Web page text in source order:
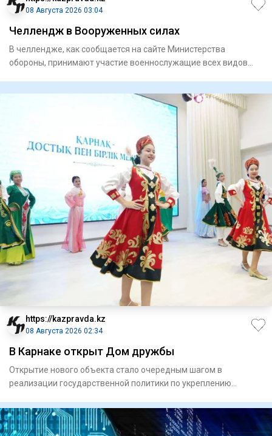
08 Августа 2026 03:04
Челлендж в Вооруженных силах
В челлендже, как сообщается на сайте Министерства
обороны, принимают участие военнослужащие всех видов
https://kazpravda.kz
08 Августа 2026 02:34
В Карнаке открыт Дом дружбы
Открытие нового объекта стало очередным шагом в
реализации государственной политики по укреп­лению